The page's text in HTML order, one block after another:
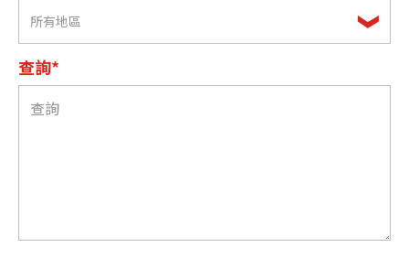
所有地區
查詢*